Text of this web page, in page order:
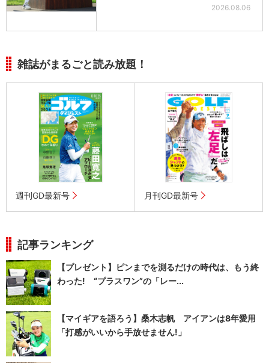
2026.08.06
雑誌がまるごと読み放題！
週刊GD最新号 月刊GD最新号
記事ランキング
【プレゼント】ピンまでを測るだけの時代は、もう終
わった! “プラスワン”の「レー...
【マイギアを語ろう】桑木志帆 アイアンは8年愛用
「打感がいいから手放せません!」